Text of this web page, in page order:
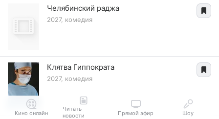
Челябинский раджа
2027, комедия
Клятва Гиппократа
2027, комедия
Кино онлайн
Читать
новости
Прямой эфир Шоу